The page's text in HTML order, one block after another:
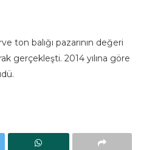
ton balığı pazarının değeri
gerçekleşti. 2014 yılına göre